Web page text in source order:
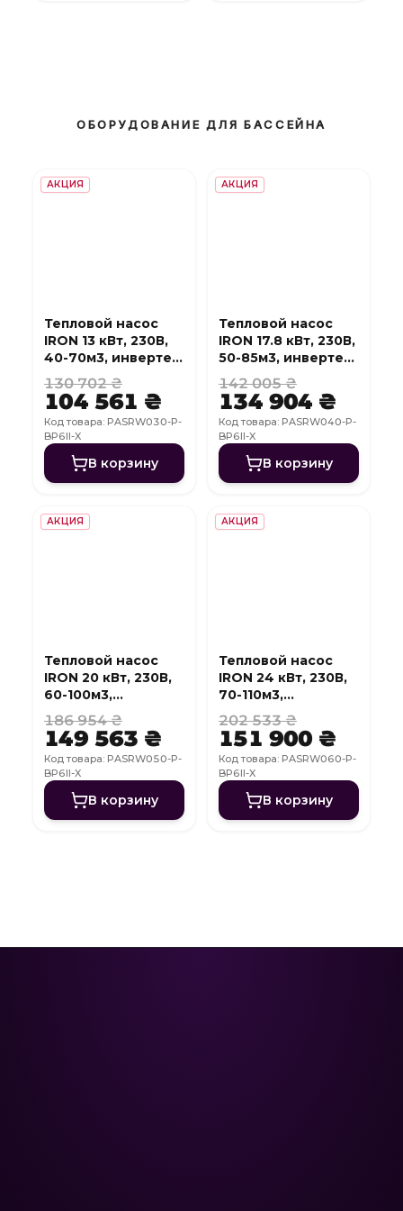
ОБОРУДОВАНИЕ ДЛЯ БАССЕЙНА
АКЦИЯ
Тепловой насос
IRON 13 кВт, 230В,
40-70м3, инвертер,
с охлаждением,
WI-FI
130 702 ₴
104 561 ₴
Код товара: PASRW030-P-
BP6II-X
В корзину
АКЦИЯ
Тепловой насос
IRON 17.8 кВт, 230В,
50-85м3, инвертер,
с охлаждением,
WI-FI
142 005 ₴
134 904 ₴
Код товара: PASRW040-P-
BP6II-X
В корзину
АКЦИЯ
Тепловой насос
IRON 20 кВт, 230В,
60-100м3,
инвертер, с
охлаждением, WI-
FI
186 954 ₴
149 563 ₴
Код товара: PASRW050-P-
BP6II-X
В корзину
АКЦИЯ
Тепловой насос
IRON 24 кВт, 230В,
70-110м3,
инвертер, с
охлаждением, WI-
FI
202 533 ₴
151 900 ₴
Код товара: PASRW060-P-
BP6II-X
В корзину